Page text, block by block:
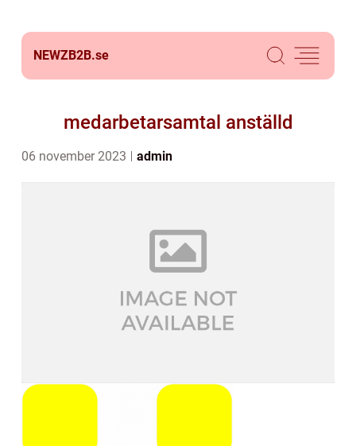
NEWZB2B.se
medarbetarsamtal anställd
06 november 2023 admin